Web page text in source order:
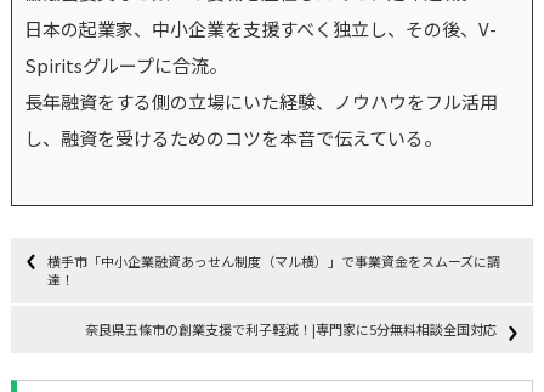
日本の起業家、中小企業を支援すべく独立し、その後、V-
Spiritsグループに合流。
長年融資をする側の立場にいた経験、ノウハウをフル活用
し、融資を受けるためのコツを本音で伝えている。
横手市「中小企業融資あっせん制度（マル横）」で事業資金をスムーズに調
達！
奈良県五條市の創業支援で利子軽減！|専門家に5分無料相談全国対応